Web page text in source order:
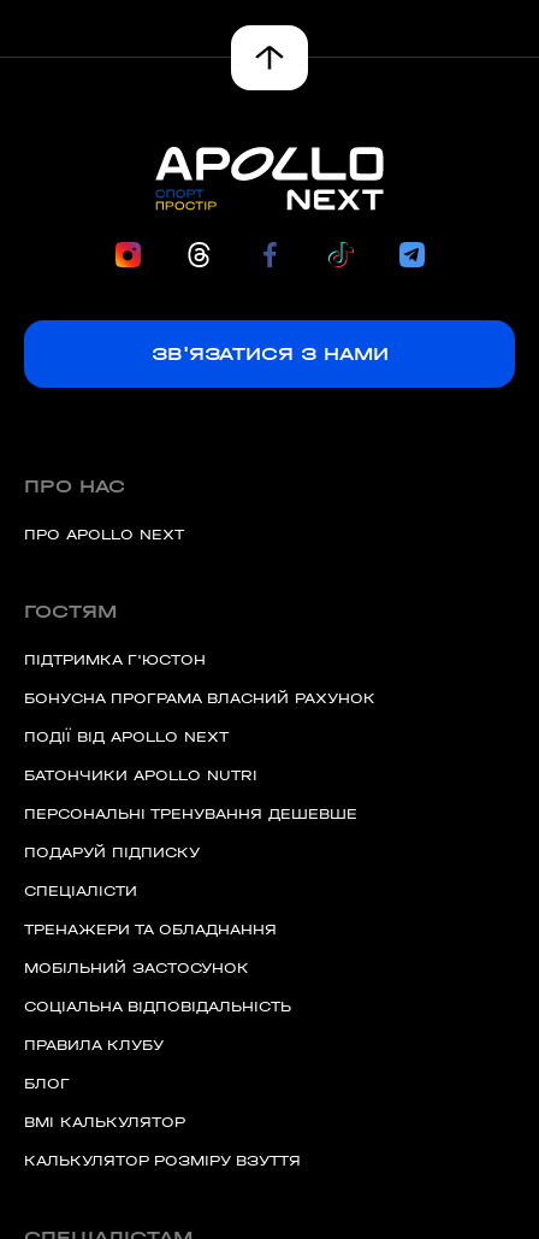
ЗВ'ЯЗАТИСЯ З НАМИ
ПРО НАС
ПРО APOLLO NEXT
ГОСТЯМ
ПІДТРИМКА Г'ЮСТОН
БОНУСНА ПРОГРАМА ВЛАСНИЙ РАХУНОК
ПОДІЇ ВІД APOLLO NEXT
БАТОНЧИКИ APOLLO NUTRI
ПЕРСОНАЛЬНІ ТРЕНУВАННЯ ДЕШЕВШЕ
ПОДАРУЙ ПІДПИСКУ
СПЕЦІАЛІСТИ
ТРЕНАЖЕРИ ТА ОБЛАДНАННЯ
МОБІЛЬНИЙ ЗАСТОСУНОК
СОЦІАЛЬНА ВІДПОВІДАЛЬНІСТЬ
ПРАВИЛА КЛУБУ
БЛОГ
BMI КАЛЬКУЛЯТОР
КАЛЬКУЛЯТОР РОЗМІРУ ВЗУТТЯ